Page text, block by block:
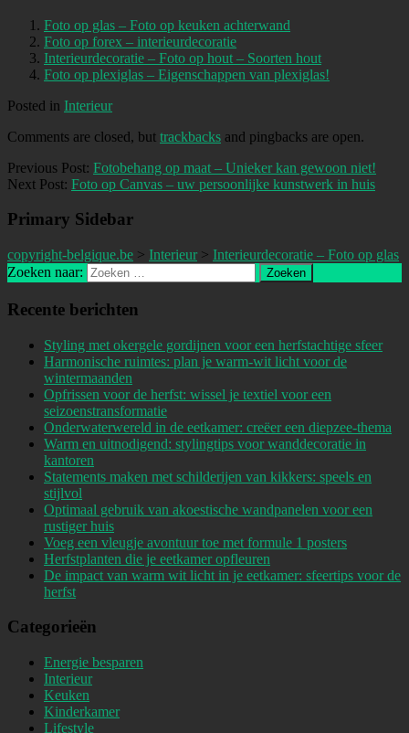
Foto op glas – Foto op keuken achterwand
Foto op forex – interieurdecoratie
Interieurdecoratie – Foto op hout – Soorten hout
Foto op plexiglas – Eigenschappen van plexiglas!
Posted in Interieur
Comments are closed, but trackbacks and pingbacks are open.
Previous Post: Fotobehang op maat – Unieker kan gewoon niet!
Next Post: Foto op Canvas – uw persoonlijke kunstwerk in huis
Primary Sidebar
copyright-belgique.be > Interieur > Interieurdecoratie – Foto op glas
Zoeken naar:
Recente berichten
Styling met okergele gordijnen voor een herfstachtige sfeer
Harmonische ruimtes: plan je warm-wit licht voor de
wintermaanden
Opfrissen voor de herfst: wissel je textiel voor een
seizoenstransformatie
Onderwaterwereld in de eetkamer: creëer een diepzee-thema
Warm en uitnodigend: stylingtips voor wanddecoratie in
kantoren
Statements maken met schilderijen van kikkers: speels en
stijlvol
Optimaal gebruik van akoestische wandpanelen voor een
rustiger huis
Voeg een vleugje avontuur toe met formule 1 posters
Herfstplanten die je eetkamer opfleuren
De impact van warm wit licht in je eetkamer: sfeertips voor de
herfst
Categorieën
Energie besparen
Interieur
Keuken
Kinderkamer
Lifestyle